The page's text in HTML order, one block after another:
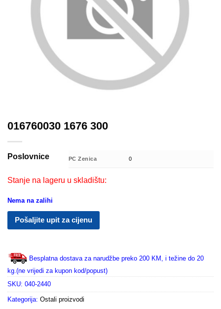
016760030 1676 300
Poslovnice PC Zenica 0
Stanje na lageru u skladištu:
Nema na zalihi
Pošaljite upit za cijenu
Besplatna dostava za narudžbe preko 200 KM, i težine do 20
kg.(ne vrijedi za kupon kod/popust)
SKU: 040-2440
Kategorija: Ostali proizvodi